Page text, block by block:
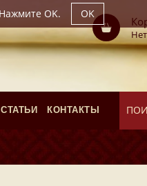
СТАТЬИ КОНТАКТЫ
OK. OK